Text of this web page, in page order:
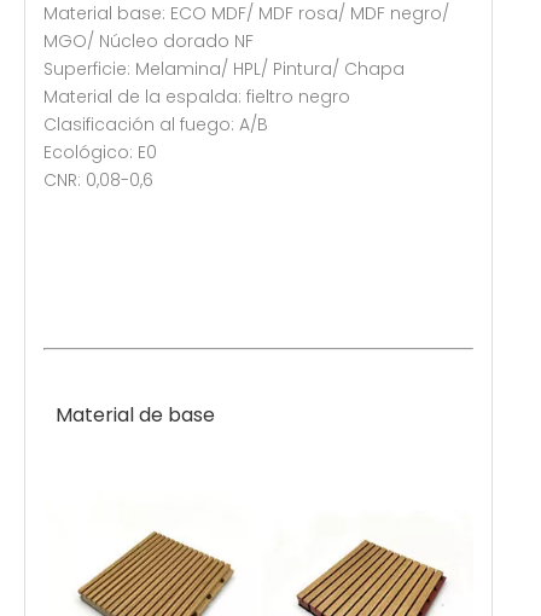
Material base: ECO MDF/ MDF rosa/ MDF negro/
MGO/ Núcleo dorado NF
Superficie: Melamina/ HPL/ Pintura/ Chapa
Material de la espalda: fieltro negro
Clasificación al fuego: A/B
Ecológico: E0
CNR: 0,08-0,6
Material de base